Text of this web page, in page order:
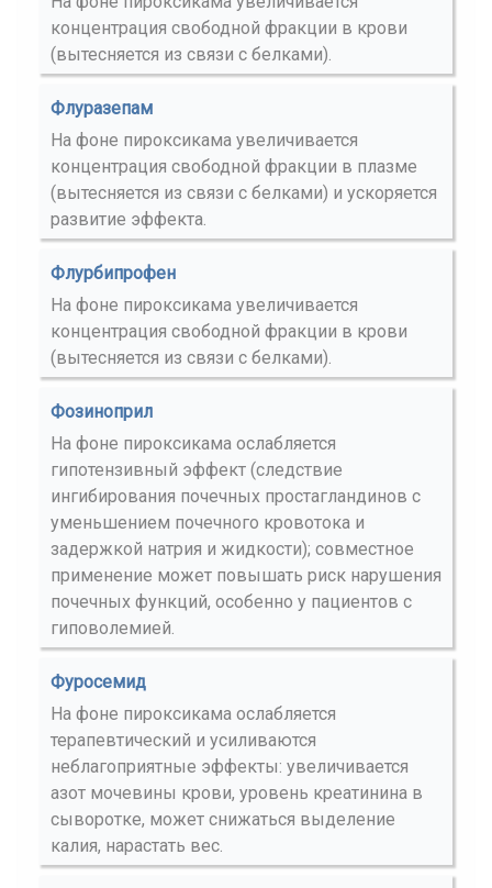
концентрация свободной фракции в крови
(вытесняется из связи с белками).
Флуразепам
На фоне пироксикама увеличивается
концентрация свободной фракции в плазме
(вытесняется из связи с белками) и ускоряется
развитие эффекта.
Флурбипрофен
На фоне пироксикама увеличивается
концентрация свободной фракции в крови
(вытесняется из связи с белками).
Фозиноприл
На фоне пироксикама ослабляется
гипотензивный эффект (следствие
ингибирования почечных простагландинов с
уменьшением почечного кровотока и
задержкой натрия и жидкости); совместное
применение может повышать риск нарушения
почечных функций, особенно у пациентов с
гиповолемией.
Фуросемид
На фоне пироксикама ослабляется
терапевтический и усиливаются
неблагоприятные эффекты: увеличивается
азот мочевины крови, уровень креатинина в
сыворотке, может снижаться выделение
калия, нарастать вес.